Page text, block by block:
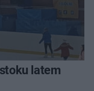
latem